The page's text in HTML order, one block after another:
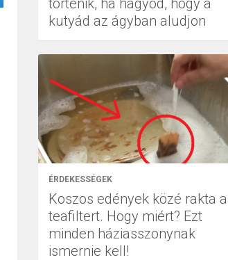
kutyád az ágyban aludjon
ÉRDEKESSÉGEK
Koszos edények közé rakta a
teafiltert. Hogy miért? Ezt
minden háziasszonynak
ismernie kell!